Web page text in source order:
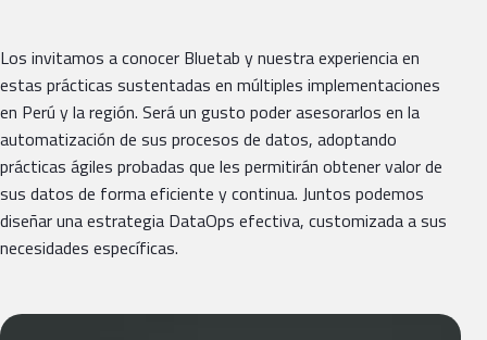
Los invitamos a conocer Bluetab y nuestra experiencia en
estas prácticas sustentadas en múltiples implementaciones
en Perú y la región. Será un gusto poder asesorarlos en la
automatización de sus procesos de datos, adoptando
prácticas ágiles probadas que les permitirán obtener valor de
sus datos de forma eficiente y continua. Juntos podemos
diseñar una estrategia DataOps efectiva, customizada a sus
necesidades específicas.